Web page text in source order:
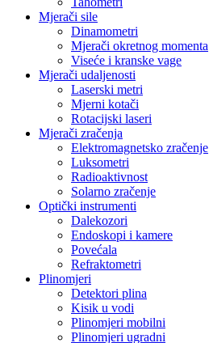
Mjerači sile
Dinamometri
Mjerači okretnog momenta
Viseće i kranske vage
Mjerači udaljenosti
Laserski metri
Mjerni kotači
Rotacijski laseri
Mjerači zračenja
Elektromagnetsko zračenje
Luksometri
Radioaktivnost
Solarno zračenje
Optički instrumenti
Dalekozori
Endoskopi i kamere
Povećala
Refraktometri
Plinomjeri
Detektori plina
Kisik u vodi
Plinomjeri mobilni
Plinomjeri ugradni